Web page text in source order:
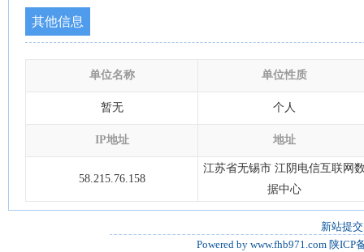
其他信息
单位名称 单位性质
暂无 个人
IP地址 地址
58.215.76.158
江苏省无锡市 江阴电信互联网
据中心
新站提交
Powered by www.fhb971.com 陕ICP